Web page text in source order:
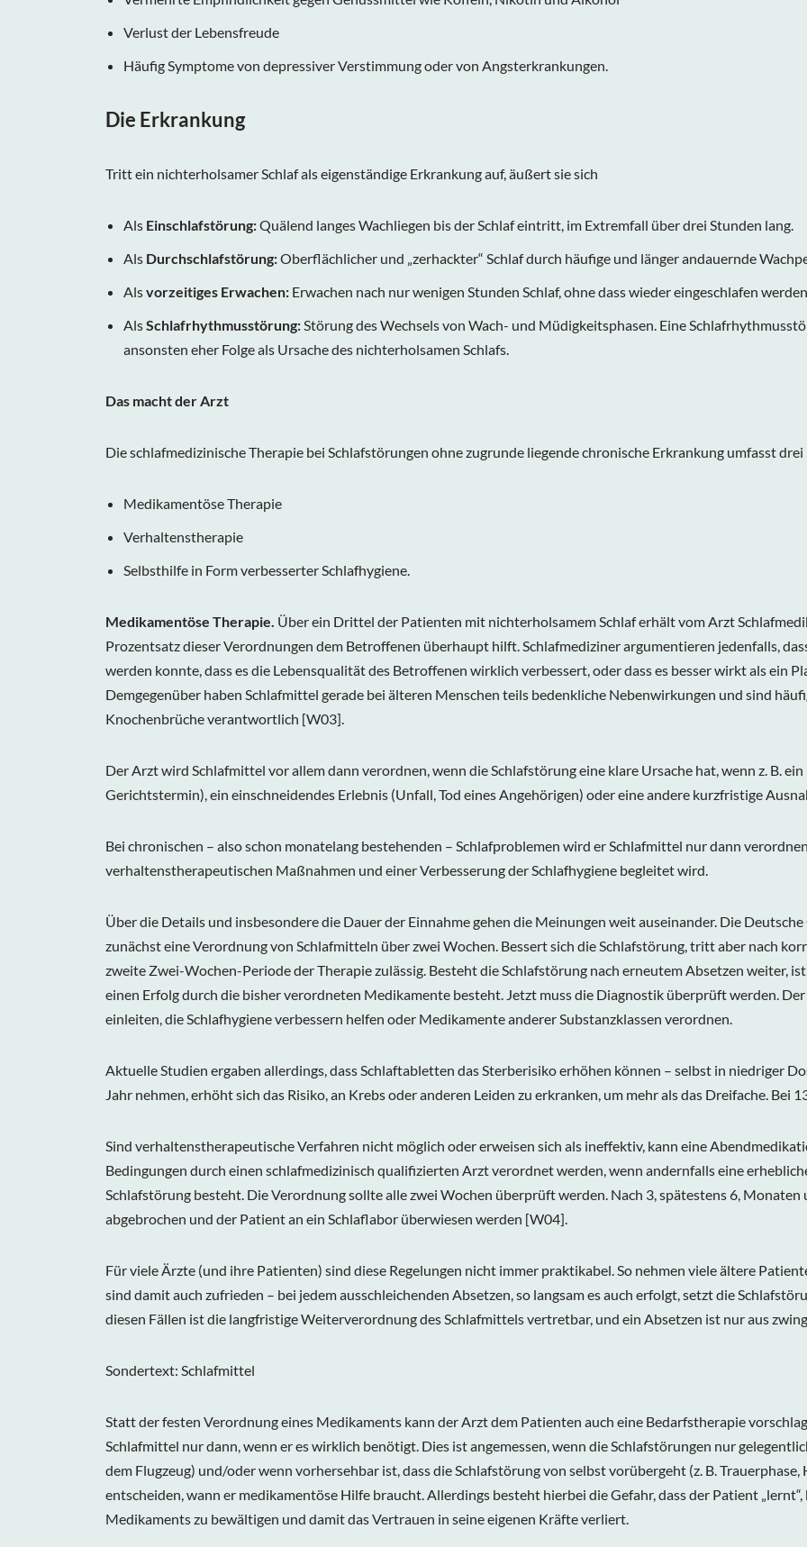
Verlust der Lebensfreude
Häufig Symptome von depressiver Verstimmung oder von Angsterkrankungen.
Die Erkrankung
Tritt ein nichterholsamer Schlaf als eigenständige Erkrankung auf, äußert sie sich
Als Einschlafstörung:Quälend langes Wachliegen bis der Schlaf eintritt, im Extremfall über drei Stunden lang.
Als Durchschlafstörung:Oberflächlicher und „zerhackter“ Schlaf durch häufige und länger andauernde
Alsvorzeitiges Erwachen: Erwachen nach nur wenigen Stunden Schlaf, ohne dass wieder eingeschlafen
AlsSchlafrhythmusstörung:Störung des Wechsels von Wach- und Müdigkeitsphasen. Eine
ansonsten eher Folge als Ursache des nichterholsamen Schlafs.
Das macht der Arzt
Die schlafmedizinische Therapie bei Schlafstörungen ohne zugrunde liegende chronische Erkrankung umfasst drei
Medikamentöse Therapie
Verhaltenstherapie
Selbsthilfe in Form verbesserter Schlafhygiene.
Medikamentöse Therapie. Über ein Drittel der Patienten mit nichterholsamem Schlaf erhält vom Arzt
Prozentsatz dieser Verordnungen dem Betroffenen überhaupt hilft. Schlafmediziner argumentieren jedenfalls,
werden konnte, dass es die Lebensqualität des Betroffenen wirklich verbessert, oder dass es besser wirkt als ein
Demgegenüber haben Schlafmittel gerade bei älteren Menschen teils bedenkliche Nebenwirkungen und sind
Knochenbrüche verantwortlich [W03].
Der Arzt wird Schlafmittel vor allem dann verordnen, wenn die Schlafstörung eine klare Ursache hat, wenn z. B.
Gerichtstermin), ein einschneidendes Erlebnis (Unfall, Tod eines Angehörigen) oder eine andere kurzfristige
Bei chronischen – also schon monatelang bestehenden – Schlafproblemen wird er Schlafmittel nur dann
verhaltenstherapeutischen Maßnahmen und einer Verbesserung der Schlafhygiene begleitet wird.
Über die Details und insbesondere die Dauer der Einnahme gehen die Meinungen weit auseinander. Die
zunächst eine Verordnung von Schlafmitteln über zwei Wochen. Bessert sich die Schlafstörung, tritt aber nach
zweite Zwei-Wochen-Periode der Therapie zulässig. Besteht die Schlafstörung nach erneutem Absetzen weiter,
einen Erfolg durch die bisher verordneten Medikamente besteht. Jetzt muss die Diagnostik überprüft werden.
einleiten, die Schlafhygiene verbessern helfen oder Medikamente anderer Substanzklassen verordnen.
Aktuelle Studien ergaben allerdings, dass Schlaftabletten das Sterberisiko erhöhen können – selbst in niedriger
Jahr nehmen, erhöht sich das Risiko, an Krebs oder anderen Leiden zu erkranken, um mehr als das Dreifache. Bei
Sind verhaltenstherapeutische Verfahren nicht möglich oder erweisen sich als ineffektiv, kann eine
Bedingungen durch einen schlafmedizinisch qualifizierten Arzt verordnet werden, wenn andernfalls eine
Schlafstörung besteht. Die Verordnung sollte alle zwei Wochen überprüft werden. Nach 3, spätestens 6,
abgebrochen und der Patient an ein Schlaflabor überwiesen werden [W04].
Für viele Ärzte (und ihre Patienten) sind diese Regelungen nicht immer praktikabel. So nehmen viele ältere
sind damit auch zufrieden – bei jedem ausschleichenden Absetzen, so langsam es auch erfolgt, setzt die
diesen Fällen ist die langfristige Weiterverordnung des Schlafmittels vertretbar, und ein Absetzen ist nur aus
Sondertext: Schlafmittel
Statt der festen Verordnung eines Medikaments kann der Arzt dem Patienten auch eine Bedarfstherapie
Schlafmittel nur dann, wenn er es wirklich benötigt. Dies ist angemessen, wenn die Schlafstörungen nur
dem Flugzeug) und/oder wenn vorhersehbar ist, dass die Schlafstörung von selbst vorübergeht (z. B.
entscheiden, wann er medikamentöse Hilfe braucht. Allerdings besteht hierbei die Gefahr, dass der Patient
Medikaments zu bewältigen und damit das Vertrauen in seine eigenen Kräfte verliert.